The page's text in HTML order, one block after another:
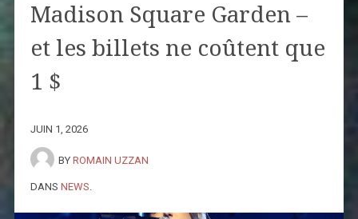
Madison Square Garden –
et les billets ne coûtent que
1 $
JUIN 1, 2026
BY ROMAIN UZZAN
DANS NEWS